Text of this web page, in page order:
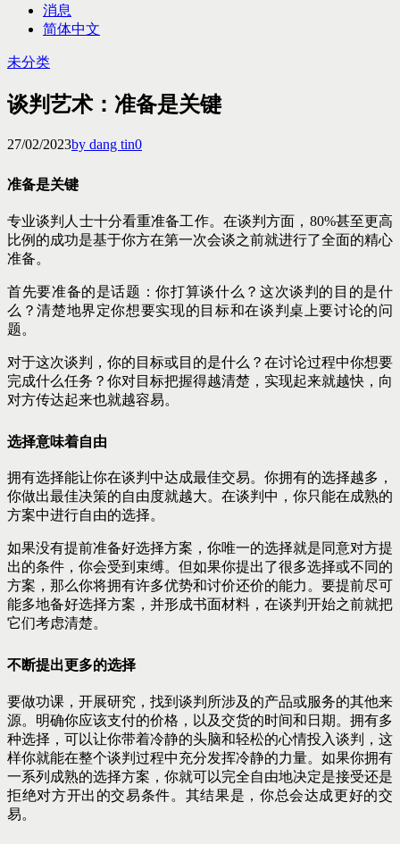
消息
简体中文
未分类
谈判艺术：准备是关键
27/02/2023by dang tin0
准备是关键
专业谈判人士十分看重准备工作。在谈判方面，80%甚至更高
比例的成功是基于你方在第一次会谈之前就进行了全面的精心
准备。
首先要准备的是话题：你打算谈什么？这次谈判的目的是什
么？清楚地界定你想要实现的目标和在谈判桌上要讨论的问
题。
对于这次谈判，你的目标或目的是什么？在讨论过程中你想要
完成什么任务？你对目标把握得越清楚，实现起来就越快，向
对方传达起来也就越容易。
选择意味着自由
拥有选择能让你在谈判中达成最佳交易。你拥有的选择越多，
你做出最佳决策的自由度就越大。在谈判中，你只能在成熟的
方案中进行自由的选择。
如果没有提前准备好选择方案，你唯一的选择就是同意对方提
出的条件，你会受到束缚。但如果你提出了很多选择或不同的
方案，那么你将拥有许多优势和讨价还价的能力。要提前尽可
能多地备好选择方案，并形成书面材料，在谈判开始之前就把
它们考虑清楚。
不断提出更多的选择
要做功课，开展研究，找到谈判所涉及的产品或服务的其他来
源。明确你应该支付的价格，以及交货的时间和日期。拥有多
种选择，可以让你带着冷静的头脑和轻松的心情投入谈判，这
样你就能在整个谈判过程中充分发挥冷静的力量。如果你拥有
一系列成熟的选择方案，你就可以完全自由地决定是接受还是
拒绝对方开出的交易条件。其结果是，你总会达成更好的交
易。